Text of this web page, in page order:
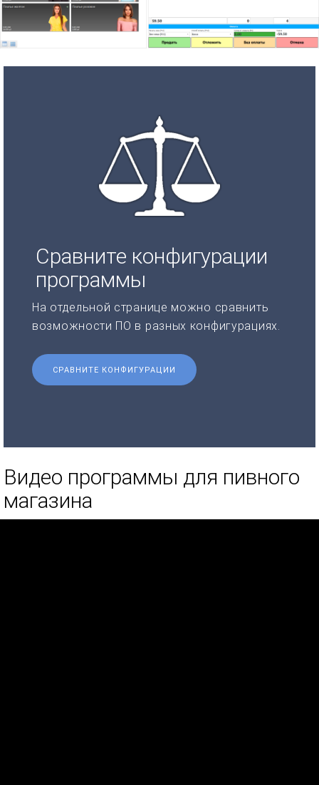
Сравните конфигурации
программы
На отдельной странице можно сравнить
возможности ПО в разных конфигурациях.
СРАВНИТЕ КОНФИГУРАЦИИ
Видео программы для пивного
магазина